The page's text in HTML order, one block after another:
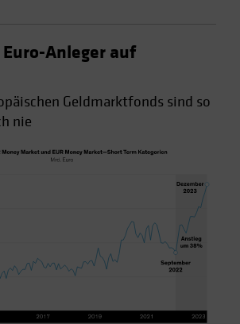
Euro-Anleger auf
Geldmarktfonds sind so
nie